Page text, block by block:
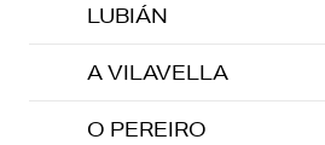
LUBIÁN
A VILAVELLA
O PEREIRO